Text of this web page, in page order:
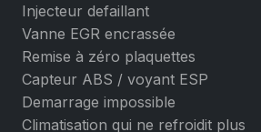
Injecteur defaillant
Vanne EGR encrassée
Remise à zéro plaquettes
Capteur ABS / voyant ESP
Demarrage impossible
Climatisation qui ne refroidit plus